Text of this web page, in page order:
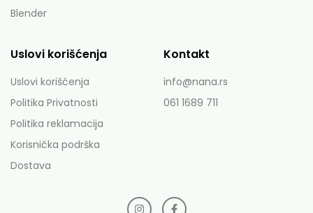
Blender
Uslovi korišćenja
Uslovi korišćenja
Politika Privatnosti
Politika reklamacija
Korisnička podrška
Dostava
Kontakt
info@nana.rs
061 1689 711